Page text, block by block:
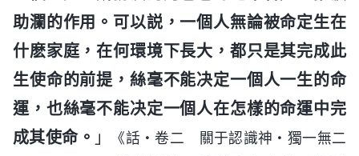
助瀾的作用。可以説，一個人無論被命定生在
什麽家庭，在何環境下長大，都只是其完成此
生使命的前提，絲毫不能决定一個人一生的命
運，也絲毫不能决定一個人在怎樣的命運中完
成其使命。 」
《話・卷二 關于認識神・獨一無二